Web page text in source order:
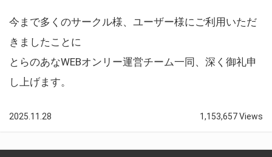
今まで多くのサークル様、ユーザー様にご利用いただ
きましたことに
とらのあなWEBオンリー運営チーム一同、深く御礼申
し上げます。
2025.11.28 1,153,657 Views